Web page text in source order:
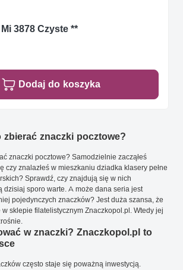
3878 Czyste **
Dodaj do koszyka
zbierać znaczki pocztowe?
znaczki pocztowe? Samodzielnie zacząłeś
czy znalazłeś w mieszkaniu dziadka klasery pełne
Sprawdź, czy znajdują się w nich
dzisiaj sporo warte. A może dana seria jest
pojedynczych znaczków? Jest duża szansa, że
w sklepie filatelistycznym Znaczkopol.pl. Wtedy jej
w znaczki? Znaczkopol.pl to
często staje się poważną inwestycją.